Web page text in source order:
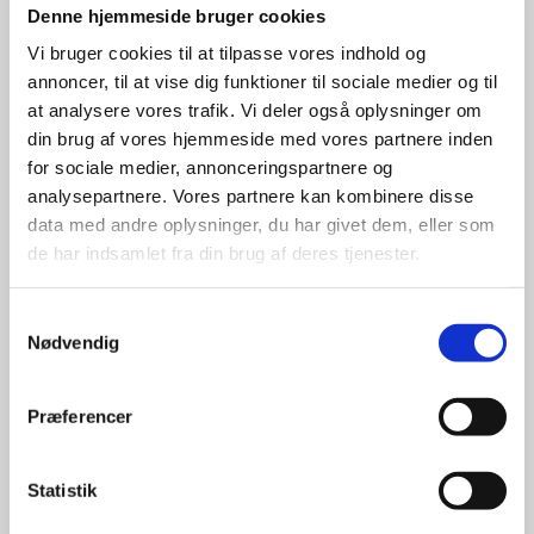
Denne hjemmeside bruger cookies
Vi bruger cookies til at tilpasse vores indhold og
annoncer, til at vise dig funktioner til sociale medier og til
at analysere vores trafik. Vi deler også oplysninger om
din brug af vores hjemmeside med vores partnere inden
for sociale medier, annonceringspartnere og
analysepartnere. Vores partnere kan kombinere disse
data med andre oplysninger, du har givet dem, eller som
de har indsamlet fra din brug af deres tjenester.
Nødvendig
Præferencer
Statistik